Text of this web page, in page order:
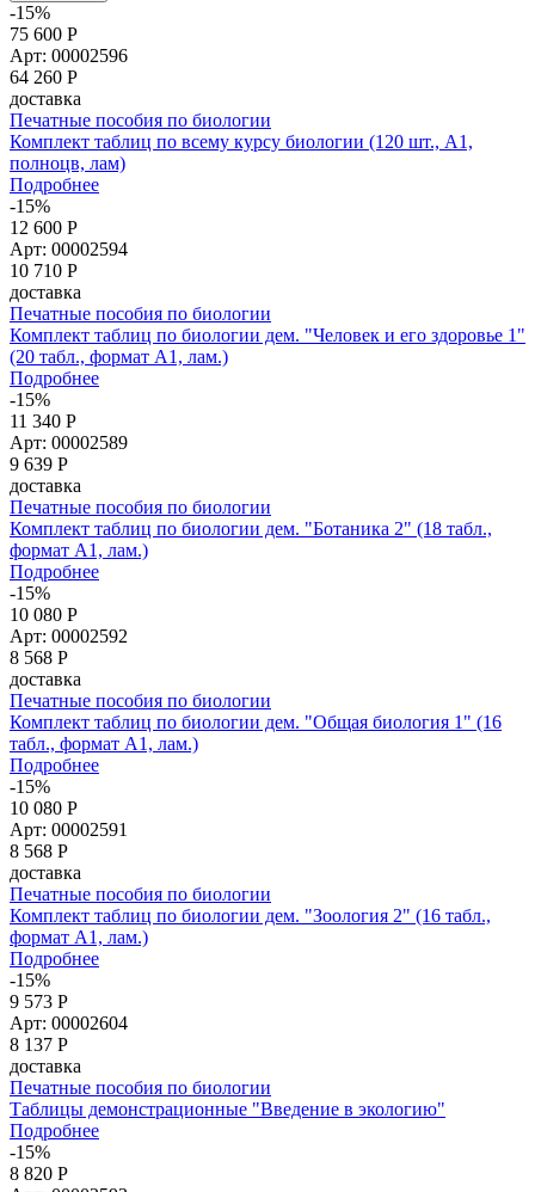
-15%
75 600 Р
Арт: 00002596
64 260 Р
доставка
Печатные пособия по биологии
Комплект таблиц по всему курсу биологии (120 шт., А1,
полноцв, лам)
Подробнее
-15%
12 600 Р
Арт: 00002594
10 710 Р
доставка
Печатные пособия по биологии
Комплект таблиц по биологии дем. "Человек и его здоровье 1"
(20 табл., формат А1, лам.)
Подробнее
-15%
11 340 Р
Арт: 00002589
9 639 Р
доставка
Печатные пособия по биологии
Комплект таблиц по биологии дем. "Ботаника 2" (18 табл.,
формат А1, лам.)
Подробнее
-15%
10 080 Р
Арт: 00002592
8 568 Р
доставка
Печатные пособия по биологии
Комплект таблиц по биологии дем. "Общая биология 1" (16
табл., формат А1, лам.)
Подробнее
-15%
10 080 Р
Арт: 00002591
8 568 Р
доставка
Печатные пособия по биологии
Комплект таблиц по биологии дем. "Зоология 2" (16 табл.,
формат А1, лам.)
Подробнее
-15%
9 573 Р
Арт: 00002604
8 137 Р
доставка
Печатные пособия по биологии
Таблицы демонстрационные "Введение в экологию"
Подробнее
-15%
8 820 Р